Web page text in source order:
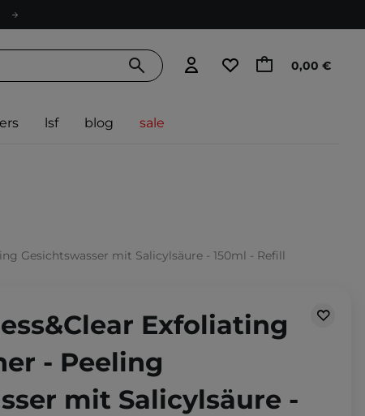
0,00 €
lsf blog sale
Gesichtswasser mit Salicylsäure - 150ml - Refill
Exfoliating
- Peeling
mit Salicylsäure -